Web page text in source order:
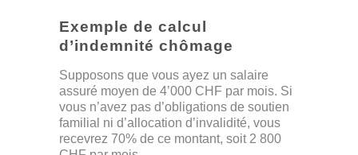
Exemple de calcul
d’indemnité chômage
Supposons que vous ayez un salaire
assuré moyen de 4’000 CHF par mois. Si
vous n’avez pas d’obligations de soutien
familial ni d’allocation d’invalidité, vous
recevrez 70% de ce montant, soit 2 800